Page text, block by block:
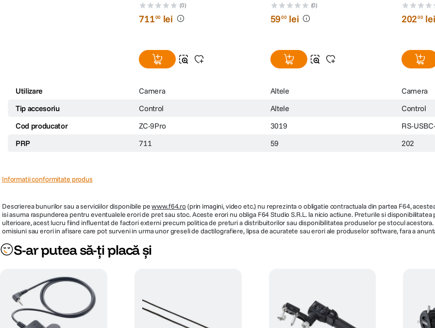
(0)
71100 lei
(0)
5900 lei 20200 lei
Utilizare Camera Altele
Camera
Tip accesoriu
Control Altele
Control
Cod producator
ZC-9Pro 3019
RS-
PRP
711 59 202
Informatii conformitate produs
Descrierea bunurilor sau a serviciilor disponibile pewww.f64.ro(prin imagini, video etc.) nu reprezinta o obligatie contractuala din partea F64,
isi asuma raspunderea pentru eventualele erori de pret sau stoc. Aceste erori nu obliga F64 Studio S.R.L. la nicio actiune. Preturile si
ulterioare, acest lucru fiind influentat de factori externi precum politica de preturi a distribuitorilor sau disponibilitatea produselor pe stocul
omisiuni sau erori in afisare care pot surveni in urma unor greseli de dactilografiere, lipsa de acuratete sau erori ale produselor software, fara a
S-ar putea să-ți placă și